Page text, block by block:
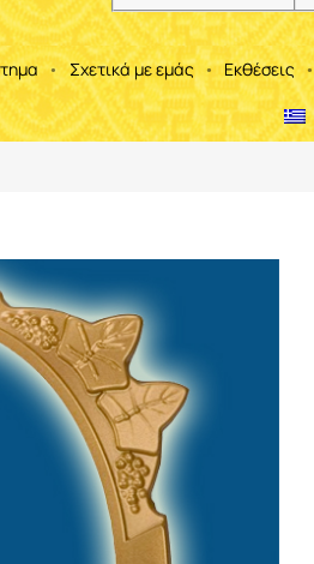
Σχετικά με εμάς Εκθέσεις